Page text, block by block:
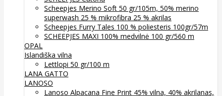
Scheepjes Merino Soft 50 gr/105m, 50% merino
superwash 25 % mikrofibra 25 % akrilas
Scheepjes Furry Tales 100 % poliesteris 100gr/57m
SCHEEPJES MAXI 100% medvilnė 100 gr/560 m
OPAL
Islandiška vilna
Lettlopi 50 gr/100 m
LANA GATTO
LANOSO
Lanoso Alpacana Fine Print 45% vilna, 40% akrilanas,